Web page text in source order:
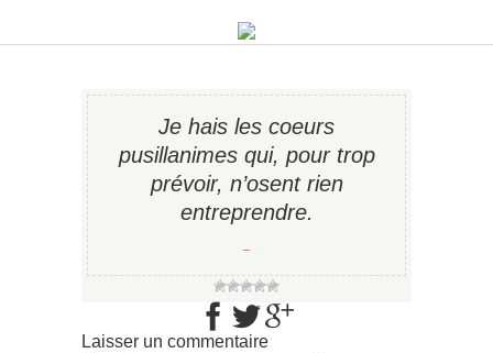
Je hais les coeurs
pusillanimes qui, pour trop
prévoir, n’osent rien
entreprendre.
−
Laisser un commentaire